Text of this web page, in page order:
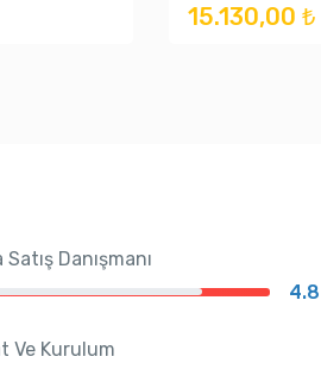
15.130,00 ₺
Danışmanı
4.8
Ve Kurulum